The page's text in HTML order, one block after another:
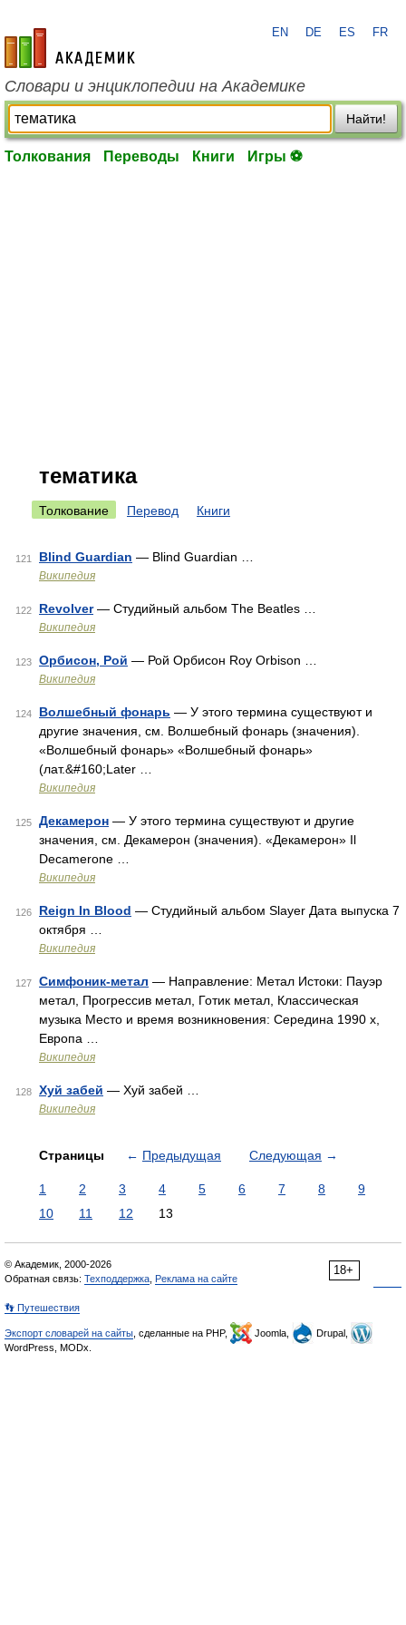
academic.ru
EN DE ES FR
Словари и энциклопедии на Академике
Найти!
Толкования Переводы Книги Игры ⚽
тематика
Толкование Перевод Книги
121 Blind Guardian — Blind Guardian …
Википедия
122 Revolver— Студийный альбом The Beatles …
Википедия
123 Орбисон, Рой — Рой Орбисон Roy Orbison …
Википедия
124 Волшебный фонарь — У этого термина существуют и
другие значения, см. Волшебный фонарь (значения).
«Волшебный фонарь» «Волшебный фонарь»
(лат.&#160;Later …
Википедия
125 Декамерон — У этого термина существуют и другие
значения, см. Декамерон (значения). «Декамерон» Il
Decamerone …
Википедия
126 Reign In Blood — Студийный альбом Slayer Дата выпуска 7
октября …
Википедия
127 Симфоник-метал — Направление: Метал Истоки: Пауэр
метал, Прогрессив метал, Готик метал, Классическая
музыка Место и время возникновения: Середина 1990 х,
Европа …
Википедия
128 Хуй забей — Хуй забей …
Википедия
Страницы ← Предыдущая Следующая →
1 2 3 4 5 6 7 8
9
10
11 12 13
18+
© Академик, 2000-2026
Обратная связь: Техподдержка Реклама на сайте
👣 Путешествия
Экспорт словарей на сайты , сделанные на PHP, Joomla,
Drupal,
WordPress, MODx.